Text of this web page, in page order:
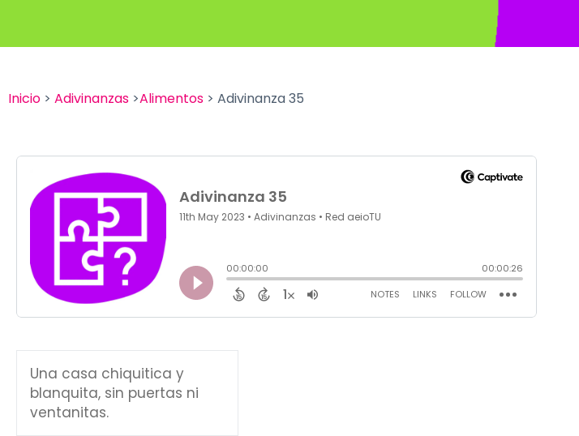
Inicio > Adivinanzas >Alimentos > Adivinanza 35
Una casa chiquitica y
blanquita, sin puertas ni
ventanitas.